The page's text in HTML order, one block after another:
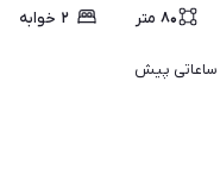
۸۰ متر ۲ خوابه
ساعاتی پیش